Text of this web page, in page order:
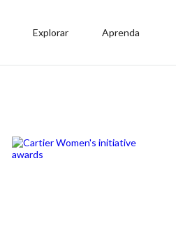
Explorar Aprenda